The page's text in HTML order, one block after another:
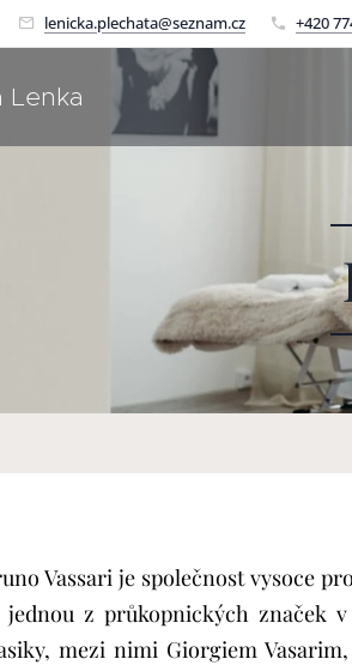
lenicka.plechata@seznam.cz +420
Lenka
Vassari je společnost vysoce
jednou z průkopnických značek
mezi nimi Giorgiem